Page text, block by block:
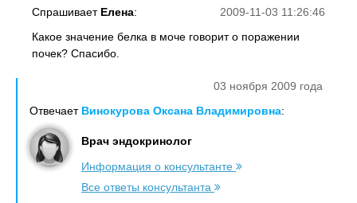
2009-11-03 11:26:46
Спрашивает Елена:
Какое значение белка в моче говорит о поражении
почек? Спасибо.
03 ноября 2009 года
Отвечает Винокурова Оксана Владимировна:
Врач эндокринолог
Информация о консультанте
Все ответы консультанта